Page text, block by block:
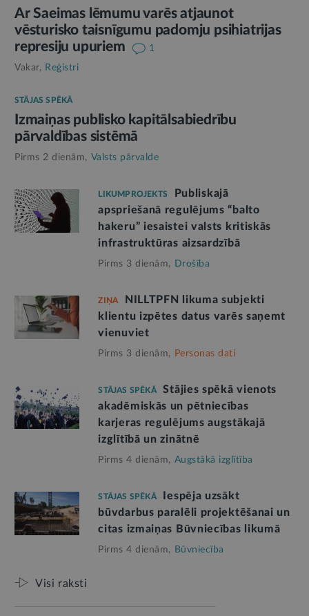
Ar Saeimas lēmumu varēs atjaunot
vēsturisko taisnīgumu padomju psihiatrijas
represiju upuriem
1
Vakar, Reģistri
STĀJAS SPĒKĀ
Izmaiņas publisko kapitālsabiedrību
pārvaldības sistēmā
Pirms 2 dienām, Valsts pārvalde
LIKUMPROJEKTS
Publiskajā
apspriešanā regulējums “balto
hakeru” iesaistei valsts kritiskās
infrastruktūras aizsardzībā
Pirms 3 dienām, Drošība
ZIŅA
NILLTPFN likuma subjekti
klientu izpētes datus varēs saņemt
vienuviet
Pirms 3 dienām, Personas dati
STĀJAS SPĒKĀ
Stājies spēkā vienots
akadēmiskās un pētniecības
karjeras regulējums augstākajā
izglītībā un zinātnē
Pirms 4 dienām, Augstākā izglītība
STĀJAS SPĒKĀ
Iespēja uzsākt
būvdarbus paralēli projektēšanai un
citas izmaiņas Būvniecības likumā
Pirms 4 dienām, Būvniecība
Visi raksti